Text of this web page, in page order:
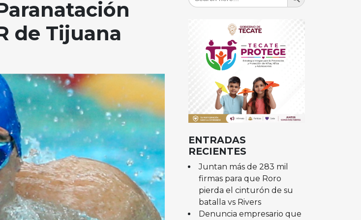
de Tijuana
ENTRADAS
RECIENTES
Juntan más de 283 mil
firmas para que Roro
pierda el cinturón de su
batalla vs Rivers
Denuncia empresario que